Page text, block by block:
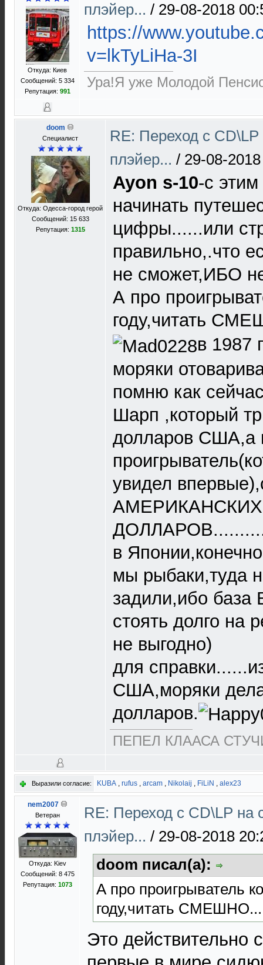
Откуда: Киев
Сообщений: 5 334
Репутация: 991
плэйер... / 29-08-2018
https://
v=lkTyLiHa-3I
Ура!Я уже Молодой
doom
Специалист
Откуда: Одесса-город герой
Сообщений: 15 633
Репутация: 1315
RE: Переход с
плэйер... / 29-08-
Ayon s-10-с
начинать
цифры......или
правильно,.что
не сможет,ИБО
А про
году,читать
в 1987
моряки
помню как
Шарп ,который
долларов США,а
увидел
АМЕРИКАНСКИХ
в
мы рыбаки,туда
задили,ибо база
стоять долго на
не выгодно)
для
США,моряки
долларов.
ПЕПЕЛ КЛААСА
Выразили согласие: KUBA , rufus , arcam , Nikolaij , FiLiN , alex23
nem2007
Ветеран
Откуда: Kiev
Сообщений: 8 475
Репутация: 1073
RE: Переход с CD\LP на
плэйер... / 29-08-2018
doom писал(а):
А про проигрыватель
году,читать
Это действительно